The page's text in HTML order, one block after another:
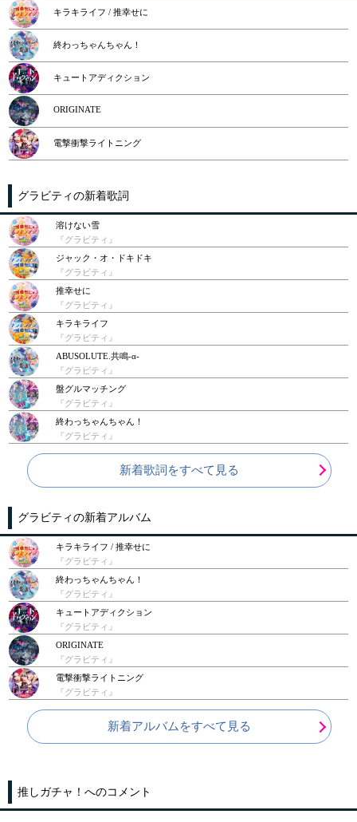
キラキライフ / 推幸せに
終わっちゃんちゃん！
キュートアディクション
ORIGINATE
電撃衝撃ライトニング
グラビティの新着歌詞
溶けない雪
『グラビティ』
ジャック・オ・ドキドキ
『グラビティ』
推幸せに
『グラビティ』
キラキライフ
『グラビティ』
ABUSOLUTE.共鳴-α-
『グラビティ』
盤グルマッチング
『グラビティ』
終わっちゃんちゃん！
『グラビティ』
新着歌詞をすべて見る
グラビティの新着アルバム
キラキライフ / 推幸せに
『グラビティ』
終わっちゃんちゃん！
『グラビティ』
キュートアディクション
『グラビティ』
ORIGINATE
『グラビティ』
電撃衝撃ライトニング
『グラビティ』
新着アルバムをすべて見る
推しガチャ！へのコメント